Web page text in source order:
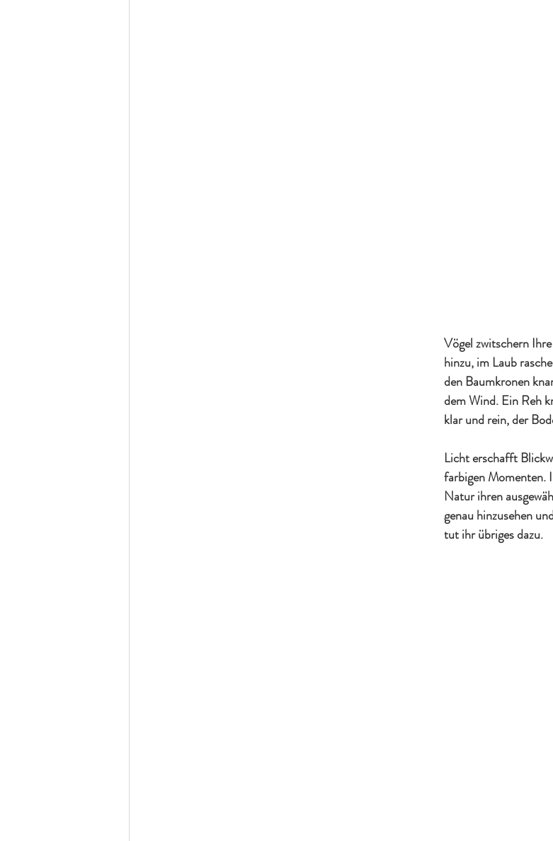
Vögel zwitschern
hinzu, im Laub
den Baumkronen
dem Wind. Ein Reh
klar und rein, der
Licht erschafft
farbigen Momenten.
Natur ihren
genau hinzusehen
tut ihr übriges dazu.